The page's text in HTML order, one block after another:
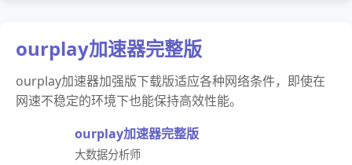
ourplay加速器完整版
ourplay加速器加强版下载版适应各种网络条件，即使在
网速不稳定的环境下也能保持高效性能。
ourplay加速器完整版
大数据分析师